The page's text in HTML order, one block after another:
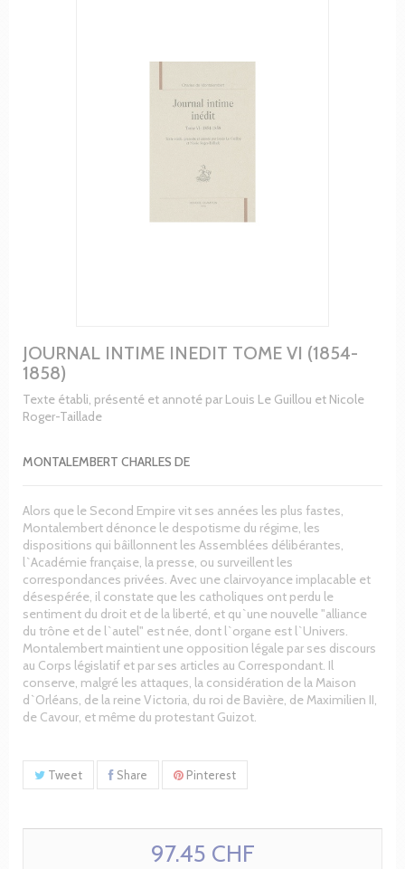
JOURNAL INTIME INEDIT TOME VI (1854-
1858)
Texte établi, présenté et annoté par Louis Le Guillou et Nicole
Roger-Taillade
MONTALEMBERT CHARLES DE
Alors que le Second Empire vit ses années les plus fastes,
Montalembert dénonce le despotisme du régime, les
dispositions qui bâillonnent les Assemblées délibérantes,
l`Académie française, la presse, ou surveillent les
correspondances privées. Avec une clairvoyance implacable et
désespérée, il constate que les catholiques ont perdu le
sentiment du droit et de la liberté, et qu`une nouvelle "alliance
du trône et de l`autel" est née, dont l`organe est l`Univers.
Montalembert maintient une opposition légale par ses discours
au Corps législatif et par ses articles au Correspondant. Il
conserve, malgré les attaques, la considération de la Maison
d`Orléans, de la reine Victoria, du roi de Bavière, de Maximilien II,
de Cavour, et même du protestant Guizot.
Tweet Share Pinterest
97.45 CHF